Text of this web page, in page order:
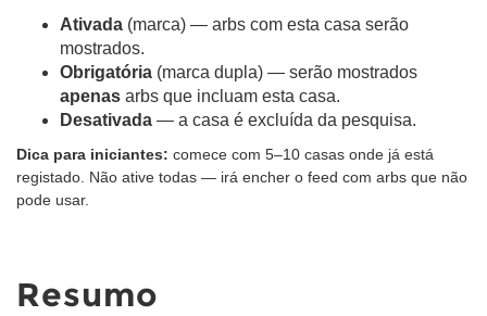
Ativada (marca) — arbs com esta casa serão
mostrados.
Obrigatória (marca dupla) — serão mostrados
apenas arbs que incluam esta casa.
Desativada — a casa é excluída da pesquisa.
Dica para iniciantes: comece com 5–10 casas onde já está
registado. Não ative todas — irá encher o feed com arbs que não
pode usar.
Resumo